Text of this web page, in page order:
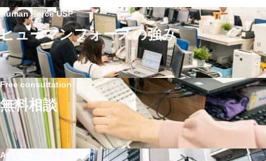
株
式
会
様
/
株
式
社
エ
グ
ラ
ン
企
業
が“ゼ
地
点”で
え
て
い
Human Force USP
ヒューマンフォースの強み
Free consultation
無料相談
ACCESS